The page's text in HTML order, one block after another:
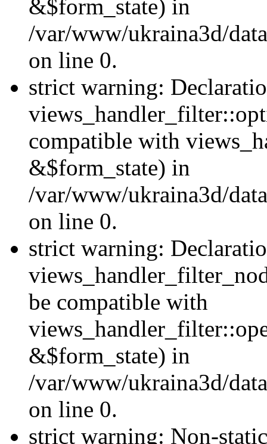
&$form_state) in
/var/www/ukraina3d/
on line 0.
strict warning:
compatible with
&$form_state) in
/var/www/ukraina3d/
on line 0.
strict warning:
be compatible with
&$form_state) in
/var/www/ukraina3d/
on line 0.
strict warning: Non-